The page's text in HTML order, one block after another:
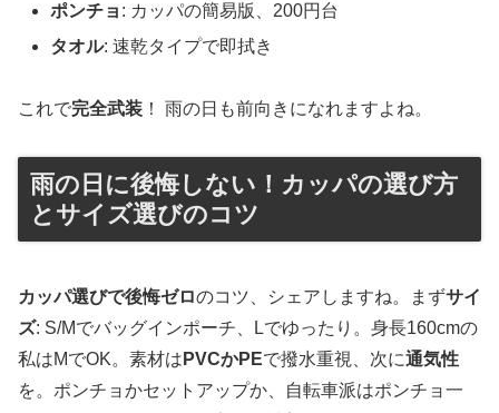
ポンチョ : カッパの簡易版、200円台
タオル: 速乾タイプで即拭き
これで完全武装 ！ 雨の日も前向きになれますよね。
雨の日に後悔しない！カッパの選び方
とサイズ選びのコツ
カッパ選びで後悔ゼロのコツ、シェアしますね。まずサイ
ズ: S/Mでバッグインポーチ、Lでゆったり。身長160cmの
私はMでOK。素材は PVCかPEで撥水重視、次に通気性
を。ポンチョかセットアップか、自転車派はポンチョ一